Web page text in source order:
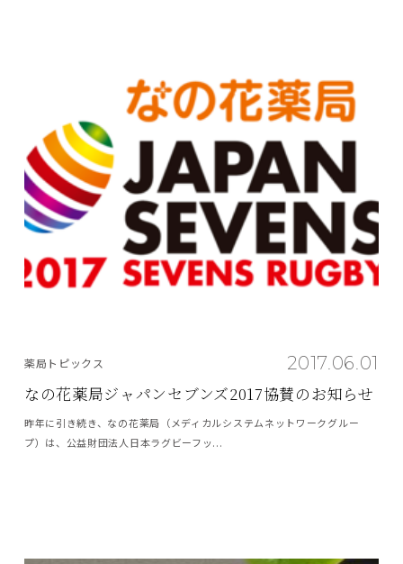
2017.06.01
薬局トピックス
なの花薬局ジャパンセブンズ2017協賛のお知らせ
昨年に引き続き、なの花薬局（メディカルシステムネットワークグルー
プ）は、公益財団法人日本ラグビーフッ...